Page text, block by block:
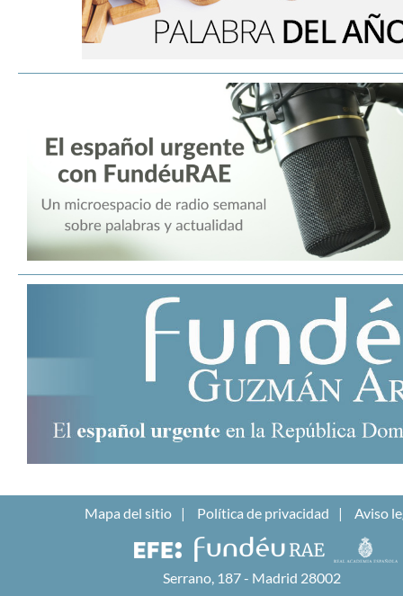
Mapa del sitio Política de privacidad Aviso
Serrano, 187 - Madrid 28002